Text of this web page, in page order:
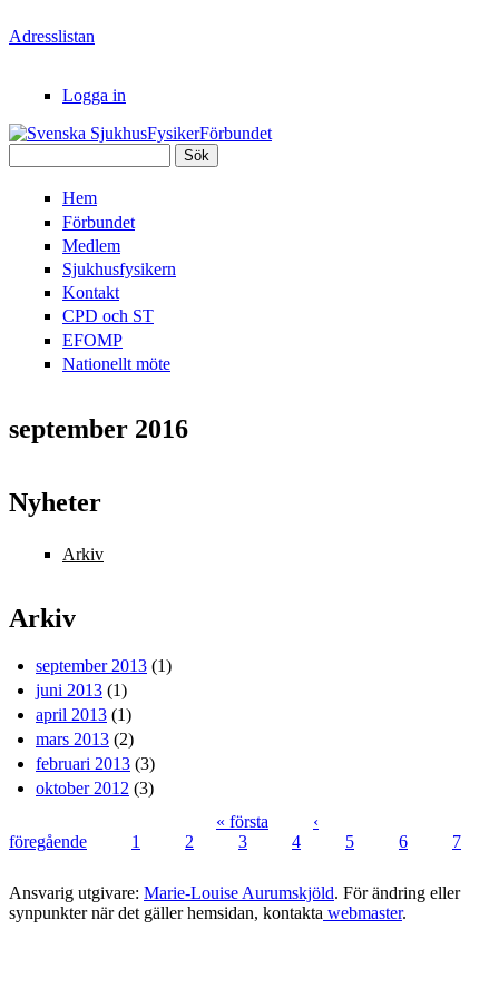
Adresslistan
Logga in
SjukhusFysikerFörbundet
Hem
Förbundet
Medlem
Sjukhusfysikern
Kontakt
CPD och ST
EFOMP
Nationellt möte
september 2016
Nyheter
Arkiv
Arkiv
september 2013 (1)
juni 2013 (1)
april 2013 (1)
mars 2013 (2)
februari 2013 (3)
oktober 2012 (3)
Sidor
« första
‹
föregående
1 2 3 4 5 6 7
Ansvarig utgivare: Marie-Louise Aurumskjöld. För ändring eller
synpunkter när det gäller hemsidan, kontakta webmaster.